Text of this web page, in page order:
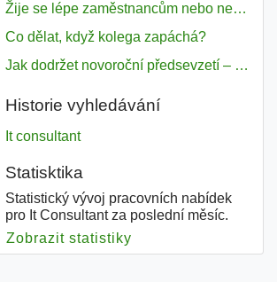
Žije se lépe zaměstnancům nebo nezavislým pracovníkům
Co dělat, když kolega zapáchá?
Jak dodržet novoroční předsevzetí – naše tipy pro dobrý začátek roku 2018
Historie vyhledávání
It consultant
Statisktika
Statistický vývoj pracovních nabídek
pro It Consultant za poslední měsíc.
Zobrazit statistiky